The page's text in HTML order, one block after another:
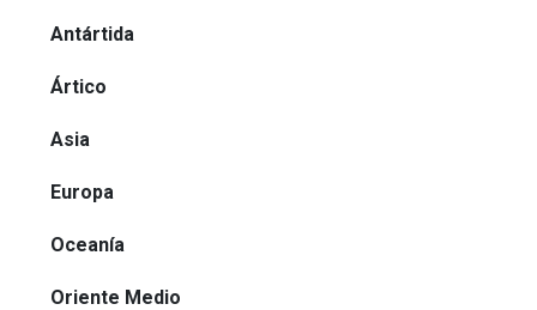
Antártida
Ártico
Asia
Europa
Oceanía
Oriente Medio